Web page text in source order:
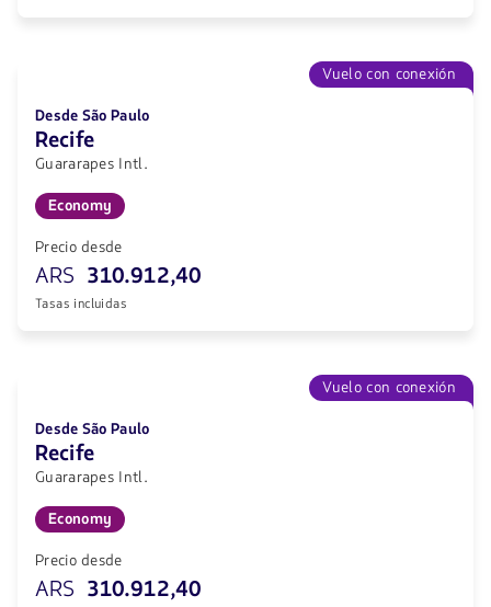
Vuelo con conexión
Desde São Paulo
Recife
Guararapes Intl.
Economy
Precio desde
ARS 310.912,40
Tasas incluidas
Vuelo con conexión
Desde São Paulo
Recife
Guararapes Intl.
Economy
Precio desde
ARS 310.912,40